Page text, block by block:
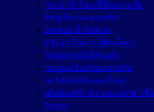
กระเป๋าน้ำร้อน-ที่ปั๊มนม-ถุงมือ
ทิชชูเปียก-แผ่นรองซับ
ยาหม่อง-น้ำมันนวด
ตลับยา-ที่บดยา-ที่ตัดเม็ดยา
วัสดุอุปกรณ์ใช้ส่วนตัว
กลุ่มดูแลป้องกันแผลกดทับ
สเปรย์ครีมไล่แมลงไล่ยุง
ผลิตภัณฑ์ทำความสะอาดฆ่าเชื้อ
จิปาถะ